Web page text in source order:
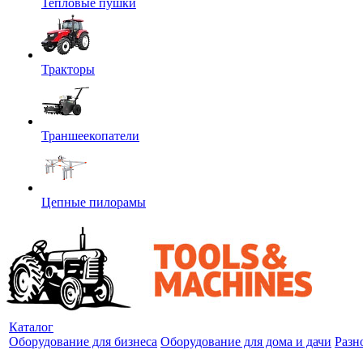
Тепловые пушки
Тракторы
Траншеекопатели
Цепные пилорамы
Каталог
Оборудование для бизнеса Оборудование для дома и дачи